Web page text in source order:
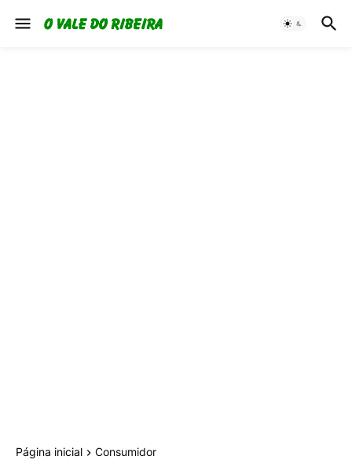
Página inicial Consumidor